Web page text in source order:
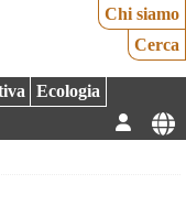
Chi siamo
Cerca
Ecologia